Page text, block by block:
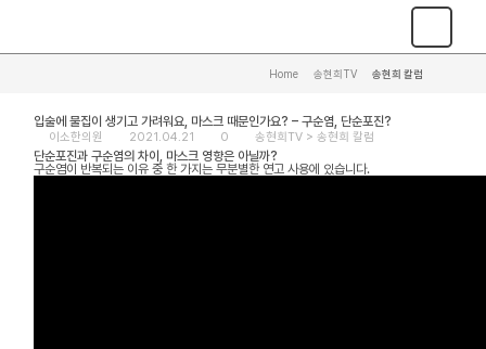
Home 송현희TV 송현희 칼럼
입술에 물집이 생기고 가려워요, 마스크 때문인가요? – 구순염, 단순포진?
이소한의원 2021.04.21 0 송현희TV >송현희 칼럼
단순포진과 구순염의 차이, 마스크 영향은 아닐까?
구순염이 반복되는 이유 중 한 가지는 무분별한 연고 사용에 있습니다.